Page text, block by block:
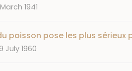
1941
poisson pose les plus sérieux
July 1960